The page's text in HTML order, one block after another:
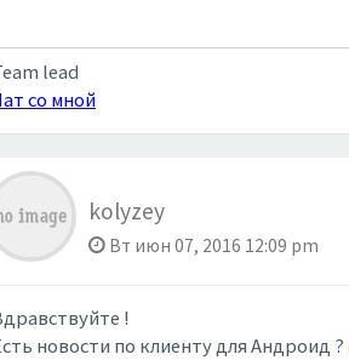
lead
со мной
kolyzey
Вт июн 07, 2016 12:09 pm
!
новости по клиенту для Андроид ?